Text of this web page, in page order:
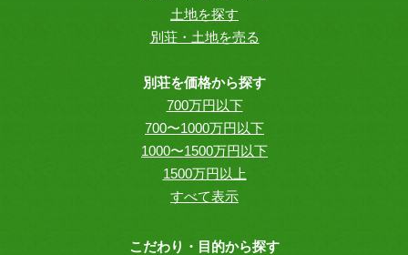
土地を探す
別荘・土地を売る
別荘を価格から探す
700万円以下
700〜1000万円以下
1000〜1500万円以下
1500万円以上
すべて表示
こだわり・目的から探す